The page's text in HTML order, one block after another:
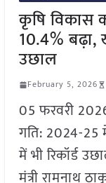
कृषि विकास
10.4% बढ़ा,
उछाल
February 5, 2026
05 फरवरी
गति: 2024-25
में भी रिकॉर्ड